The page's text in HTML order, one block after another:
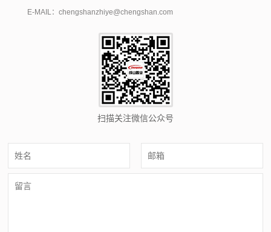
E-MAIL：chengshanzhiye@chengshan.com
扫描关注微信公众号